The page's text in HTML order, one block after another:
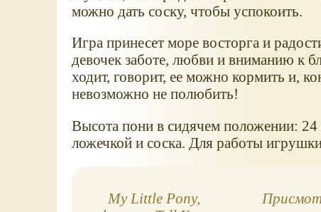
можно дать соску, чтобы успокоить.
Игра принесет море восторга и
девочек заботе, любви и вниманию к
ходит, говорит, ее можно кормить и,
невозможно не полюбить!
Высота пони в сидячем положении: 24
ложечкой и соска. Для работы
My Little Pony,